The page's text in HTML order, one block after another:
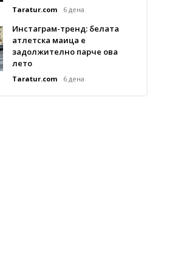
Taratur.com 6 дена
Инстаграм-тренд: белата
атлетска маица е
задолжително парче ова
лето
Taratur.com 6 дена